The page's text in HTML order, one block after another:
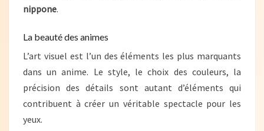
nippone.
La beauté des animes
L’art visuel est l’un des éléments les plus marquants
dans un anime. Le style, le choix des couleurs, la
précision des détails sont autant d’éléments qui
contribuent à créer un véritable spectacle pour les
yeux.